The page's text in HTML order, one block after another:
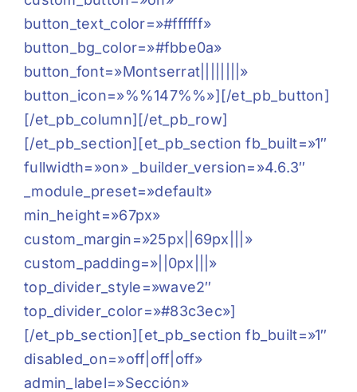
button_text_color=»#ffffff»
button_bg_color=»#fbbe0a»
button_font=»Montserrat||||||||»
button_icon=»%%147%%»][/et_pb_button]
[/et_pb_column][/et_pb_row]
[/et_pb_section][et_pb_section fb_built=»1″
fullwidth=»on» _builder_version=»4.6.3″
_module_preset=»default»
min_height=»67px»
custom_margin=»25px||69px|||»
custom_padding=»||0px|||»
top_divider_style=»wave2″
top_divider_color=»#83c3ec»]
[/et_pb_section][et_pb_section fb_built=»1″
disabled_on=»off|off|off»
admin_label=»Sección»